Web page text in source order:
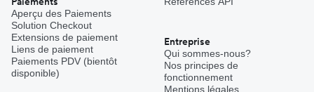
Aperçu des Paiements
Solution Checkout
Extensions de paiement
Liens de paiement
Paiements PDV (bientôt
disponible)
Entreprise
Qui sommes-nous?
Nos principes de
fonctionnement
Mentions légales